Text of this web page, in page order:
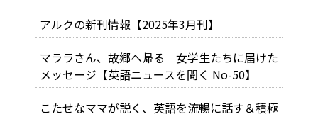
アルクの新刊情報【2025年3月刊】
マララさん、故郷へ帰る 女学生たちに届けた
メッセージ【英語ニュースを聞く No-50】
こたせなママが説く、英語を流暢に話す＆積極